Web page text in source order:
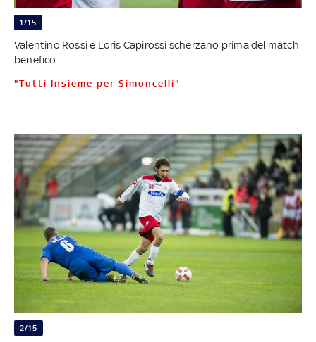
1/15
Valentino Rossi e Loris Capirossi scherzano prima del match
benefico
"Tutti Insieme per Simoncelli"
2/15